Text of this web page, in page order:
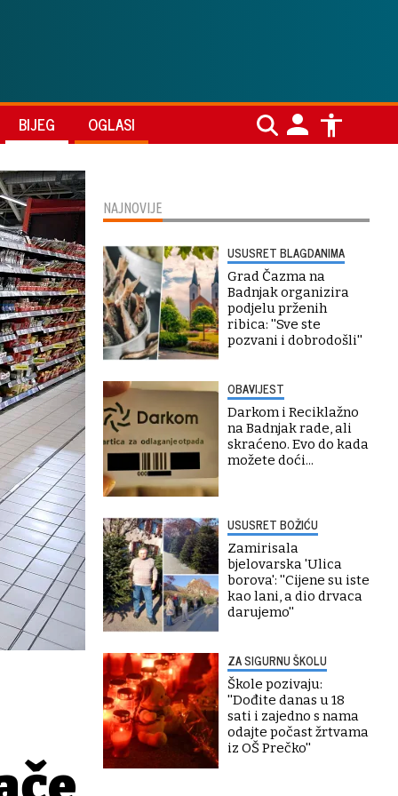
BIJEG OGLASI
NAJNOVIJE
USUSRET BLAGDANIMA
Grad Čazma na
Badnjak organizira
podjelu prženih
ribica: ''Sve ste
pozvani i dobrodošli''
OBAVIJEST
Darkom i Reciklažno
na Badnjak rade, ali
skraćeno. Evo do kada
možete doći...
USUSRET BOŽIĆU
Zamirisala
bjelovarska 'Ulica
borova': ''Cijene su iste
kao lani, a dio drvaca
darujemo''
ZA SIGURNU ŠKOLU
Škole pozivaju:
''Dođite danas u 18
sati i zajedno s nama
odajte počast žrtvama
iz OŠ Prečko''